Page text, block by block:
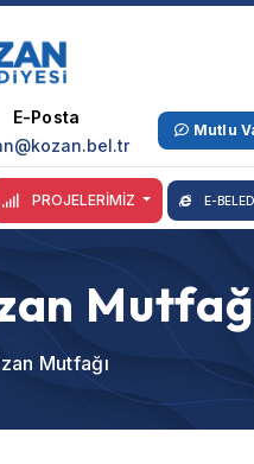
E-Posta
Mutlu
PROJELERİMİZ E-
Mutfağı